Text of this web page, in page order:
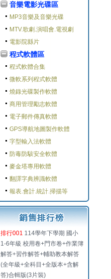
音樂電影光碟區
MP3音樂及音樂光碟
MTV.歌劇.演唱會.電視劇
電影院縣片
程式軟體區
程式軟體合集
微軟系列程式軟體
燒錄光碟製作軟體
商用管理勵志軟體
電子郵件傳真軟體
GPS導航地圖製作軟體
字型輸入法軟體
防毒防駭安全軟體
麥金塔專用軟體
翻譯字典辨識軟體
報表.會計.統計.掃描等
排行001 114學年下學期 國小
1-6年級 校用卷+門市卷+作業簿
解答+習作解答+輔助教本解答
(全年級+全科目+全版本+含解
答)合輯版(3片裝)